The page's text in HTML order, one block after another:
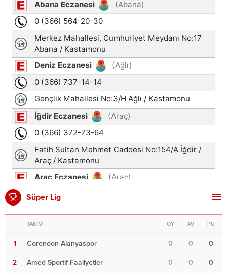
Süper Lig
TAKIM OY AV PU
1 Corendon Alanyaspor 0 0 0
2 Amed Sportif Faaliyetler 0 0 0